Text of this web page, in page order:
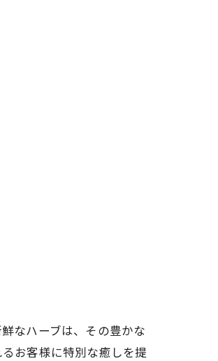
なハーブは、その豊かな
お客様に特別な癒しを提